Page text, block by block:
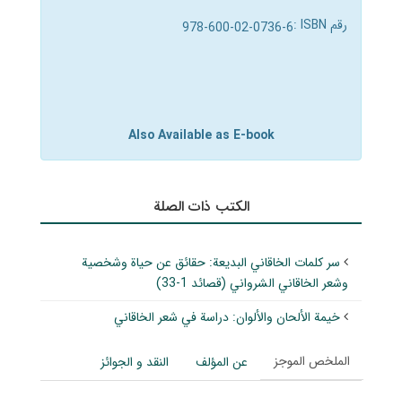
رقم ISBN : 978-600-02-0736-6
Also Available as E-book
الکتب ذات الصلة
سر كلمات الخاقاني البديعة: حقائق عن حياة وشخصية
وشعر الخاقاني الشرواني (قصائد 1-33)
خيمة الألحان والألوان: دراسة في شعر الخاقاني
الملخص الموجز عن المؤلف النقد و الجوائز